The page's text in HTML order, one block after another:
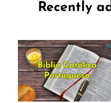
Recently
Bíblia
July 16,